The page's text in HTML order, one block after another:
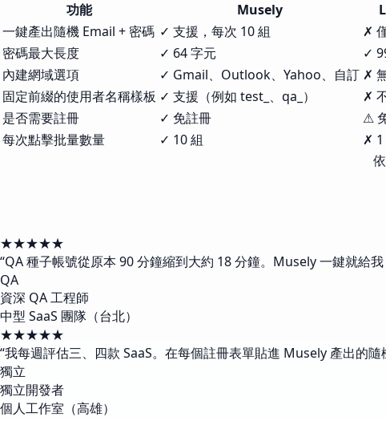
功能 Musely
一鍵產出隨機 Email + 密碼 ✓ 支援，每次 10 組 ✗
密碼最大長度
✓ 64 字元 ✓
內建網域選項
✓ Gmail、Outlook、Yahoo、自訂 ✗
固定前綴的使用者名稱樣板 ✓ 支援（例如 test_、qa_） ✗
是否需要註冊
✓ 免註冊 ⚠
每次點擊批量數量
✓ 10 組 ✗ 1
★★★★★
“QA 種子帳號從原本 90 分鐘縮到大約 18 分鐘。Musely 一鍵就給
QA
資深 QA 工程師
中型 SaaS 團隊（台北）
★★★★★
“我每週評估三、四款 SaaS。在每個註冊表單貼進 Musely 產出的
獨立
獨立開發者
個人工作室（高雄）